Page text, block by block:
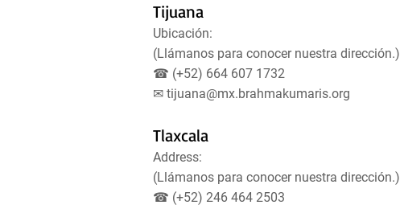
Tijuana
Ubicación:
(Llámanos para conocer nuestra dirección.)
☎ (+52) 664 607 1732
✉ tijuana@mx.brahmakumaris.org
Tlaxcala
Address:
(Llámanos para conocer nuestra dirección.)
☎ (+52) 246 464 2503